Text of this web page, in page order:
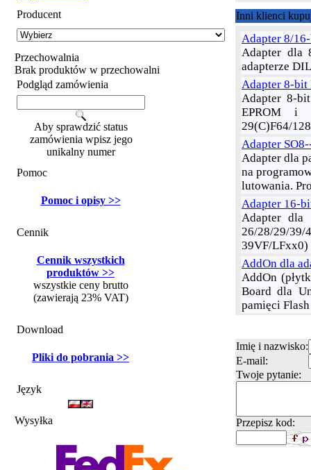
Producent
Przechowalnia
Brak produktów w przechowalni
Podgląd zamówienia
Aby sprawdzić status
zamówienia wpisz jego
unikalny numer
Pomoc
Pomoc i opisy >>
Cennik
Cennik wszystkich
produktów >>
wszystkie ceny brutto
(zawierają 23% VAT)
Download
Pliki do pobrania >>
Język
Wysyłka
Inni klienci
Adapter 8/
Adapter dla
adapterze
Adapter 8-bit
Adapter 8-
EPROM i
29(C)F64/
Adapter
Adapter dla
na
lutowania.
Adapter 16-
Adapter dla
26/28/29/39/
39VF/LFxx0)
AddOn dla
AddOn
Board dla
pamięci
Imię i nazwisko:
E-mail:
Twoje pytanie:
Przepisz kod: